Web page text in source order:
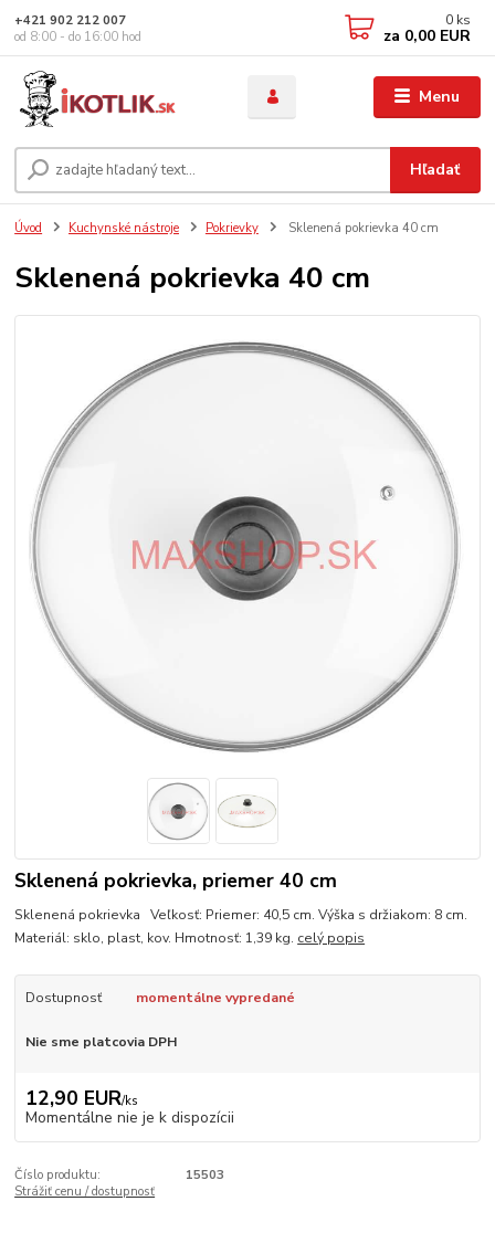
Menu
Hľadať
+421 902 212 007
od 8:00 - do 16:00 hod
0 ks
za 0,00 EUR
Úvod Kuchynské nástroje Pokrievky Sklenená pokrievka 40 cm
Sklenená pokrievka 40 cm
Sklenená pokrievka, priemer 40 cm
Sklenená pokrievka Veľkosť: Priemer: 40,5 cm. Výška s držiakom: 8 cm.
Materiál: sklo, plast, kov. Hmotnosť: 1,39 kg. celý popis
Dostupnosť momentálne vypredané
Nie sme platcovia DPH
12,90 EUR/ks
Momentálne nie je k dispozícii
Číslo produktu:
15503
Strážiť cenu / dostupnosť